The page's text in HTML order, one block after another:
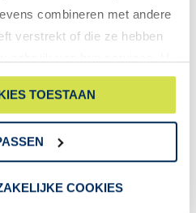
combineren met andere
verstrekt of die ze hebben
als u onze website blijft
TOESTAAN
COOKIES
of neemcontactmet ons op.
showroom
ervaring in zowel
kozijnen
én montage